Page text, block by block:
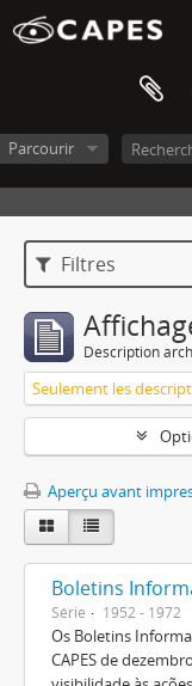
Parcourir
Filtres
Description
Aperçu avant
Boletins
Série 1952 - 1972
Os Boletins
CAPES de